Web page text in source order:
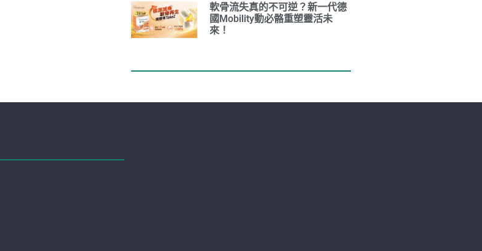
軟骨流失真的不可逆？新一代德
國Mobility動必骼重塑靈活未
來！